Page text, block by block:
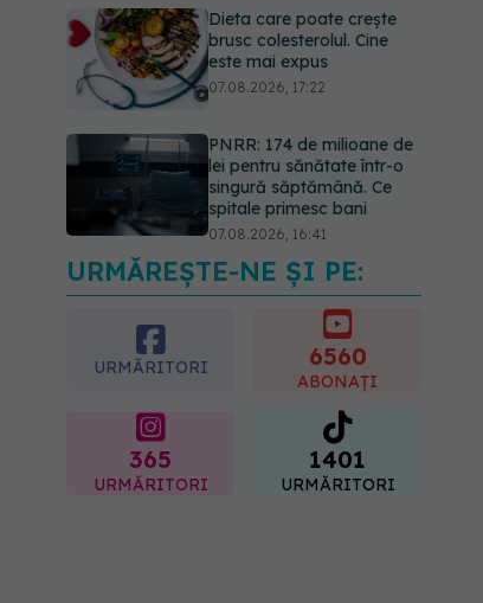
Dieta care poate crește
brusc colesterolul. Cine
este mai expus
07.08.2026, 17:22
PNRR: 174 de milioane de
lei pentru sănătate într-o
singură săptămână. Ce
spitale primesc bani
07.08.2026, 16:41
Ce spune culoarea ta
preferată despre vârsta
pe care o ai. Care este
"codul cromatic" al
URMĂREȘTE-NE ȘI PE:
URMĂRITORI 6560
ABONAȚI
365
URMĂRITORI
1401
URMĂRITORI